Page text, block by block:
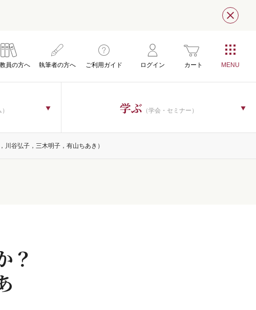
閉じ
員の方へ 執筆者の方へ ご利用ガイド ログイン カート
学ぶ （学会・セミナー）
谷弘子，三木明子，有山ちあき）
？